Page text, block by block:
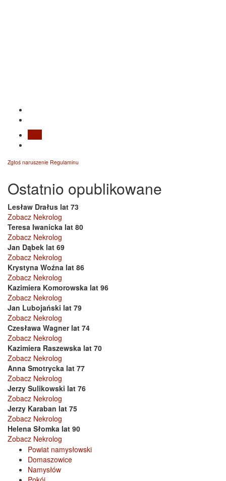
Zgłoś naruszenie Regulaminu
Ostatnio opublikowane
Lesław Drałus lat 73
Zobacz Nekrolog
Teresa Iwanicka lat 80
Zobacz Nekrolog
Jan Dąbek lat 69
Zobacz Nekrolog
Krystyna Woźna lat 86
Zobacz Nekrolog
Kazimiera Komorowska lat 96
Zobacz Nekrolog
Jan Lubojański lat 79
Zobacz Nekrolog
Czesława Wagner lat 74
Zobacz Nekrolog
Kazimiera Raszewska lat 70
Zobacz Nekrolog
Anna Smotrycka lat 77
Zobacz Nekrolog
Jerzy Sulikowski lat 76
Zobacz Nekrolog
Jerzy Karaban lat 75
Zobacz Nekrolog
Helena Słomka lat 90
Zobacz Nekrolog
Powiat namysłowski
Domaszowice
Namysłów